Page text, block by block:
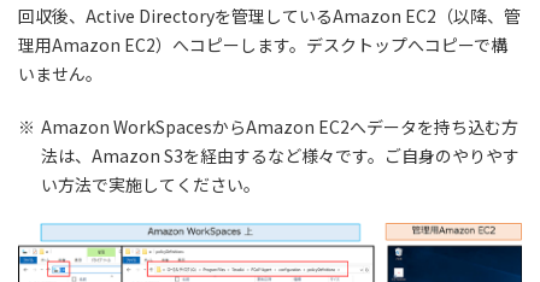
回収後、Active Directoryを管理しているAmazon EC2（以降、管
理用Amazon EC2）へコピーします。デスクトップへコピーで構
いません。
※ Amazon WorkSpacesからAmazon EC2へデータを持ち込む方
法は、Amazon S3を経由するなど様々です。ご自身のやりやす
い方法で実施してください。